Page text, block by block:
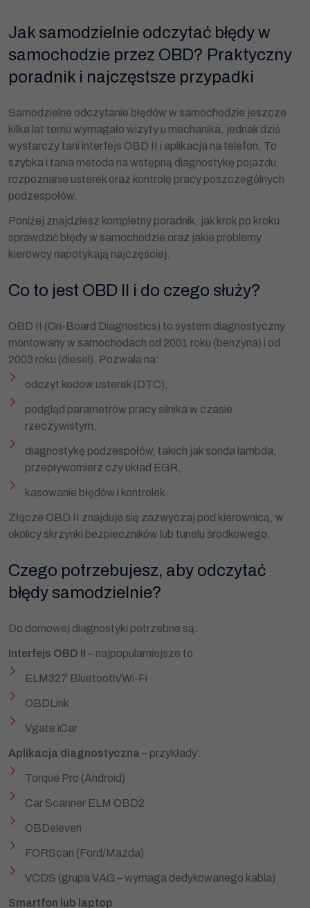
Jak samodzielnie odczytać błędy w
samochodzie przez OBD? Praktyczny
poradnik i najczęstsze przypadki
Samodzielne odczytanie błędów w samochodzie jeszcze
kilka lat temu wymagało wizyty u mechanika, jednak dziś
wystarczy tani interfejs OBD II i aplikacja na telefon. To
szybka i tania metoda na wstępną diagnostykę pojazdu,
rozpoznanie usterek oraz kontrolę pracy poszczególnych
podzespołów.
Poniżej znajdziesz kompletny poradnik, jak krok po kroku
sprawdzić błędy w samochodzie oraz jakie problemy
kierowcy napotykają najczęściej.
Co to jest OBD II i do czego służy?
OBD II (On-Board Diagnostics) to system diagnostyczny
montowany w samochodach od 2001 roku (benzyna) i od
2003 roku (diesel). Pozwala na:
odczyt kodów usterek (DTC),
podgląd parametrów pracy silnika w czasie
rzeczywistym,
diagnostykę podzespołów, takich jak sonda lambda,
przepływomierz czy układ EGR,
kasowanie błędów i kontrolek.
Złącze OBD II znajduje się zazwyczaj pod kierownicą, w
okolicy skrzynki bezpieczników lub tunelu środkowego.
Czego potrzebujesz, aby odczytać
błędy samodzielnie?
Do domowej diagnostyki potrzebne są:
Interfejs OBD II – najpopularniejsze to:
ELM327 Bluetooth/Wi-Fi
OBDLink
Vgate iCar
Aplikacja diagnostyczna – przykłady:
Torque Pro (Android)
Car Scanner ELM OBD2
OBDeleven
FORScan (Ford/Mazda)
VCDS (grupa VAG – wymaga dedykowanego kabla)
Smartfon lub laptop